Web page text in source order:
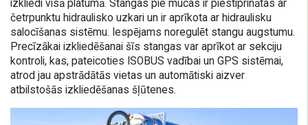
izkliedi visā platumā. Stangas pie mucas ir piestiprinātas ar
četrpunktu hidraulisko uzkari un ir aprīkota ar hidraulisku
salocīšanas sistēmu. Iespējams noregulēt stangu augstumu.
Precīzākai izkliedēšanai šīs stangas var aprīkot ar sekciju
kontroli, kas, pateicoties ISOBUS vadībai un GPS sistēmai,
atrod jau apstrādātās vietas un automātiski aizver
atbilstošās izkliedēšanas šļūtenes.